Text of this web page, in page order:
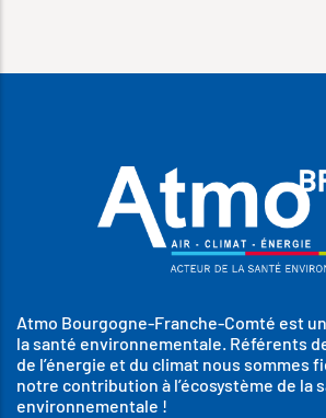
Atmo Bourgogne-Franche-Comté est
la santé environnementale. Référents
de l’énergie et du climat nous sommes
notre contribution à l’écosystème de la
environnementale !